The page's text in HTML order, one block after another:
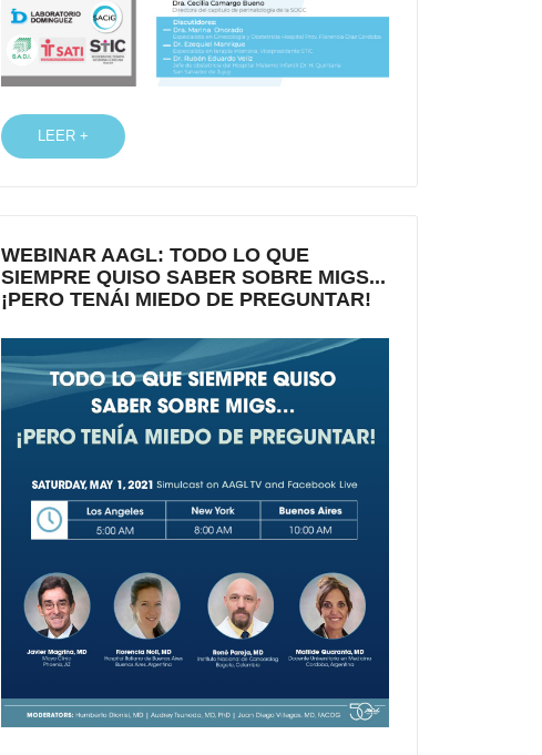
LEER +
WEBINAR AAGL: TODO LO QUE
SIEMPRE QUISO SABER SOBRE MIGS...
¡PERO TENÁI MIEDO DE PREGUNTAR!